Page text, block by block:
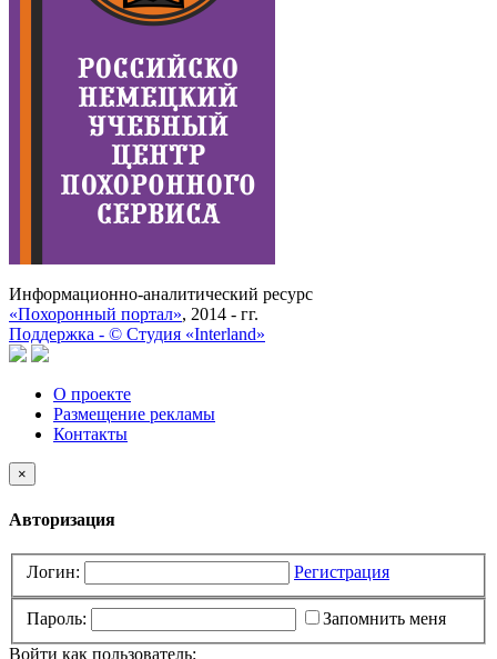
Информационно-аналитический ресурс
«Похоронный портал», 2014 - гг.
Поддержка - © Cтудия «Interland»
О проекте
Размещение рекламы
Контакты
×
Авторизация
Логин: Регистрация
Пароль:
Запомнить меня
Войти как пользователь: